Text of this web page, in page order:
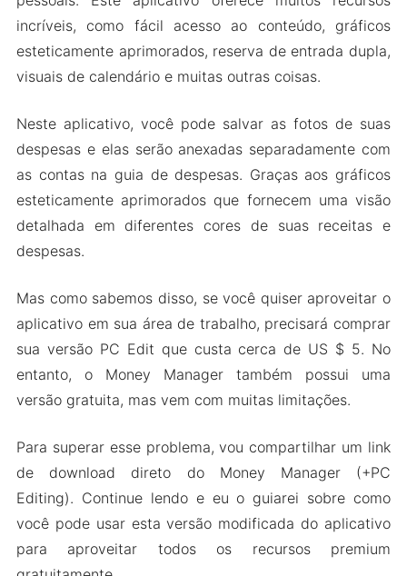
incríveis, como fácil acesso ao conteúdo, gráficos
esteticamente aprimorados, reserva de entrada dupla,
visuais de calendário e muitas outras coisas.
Neste aplicativo, você pode salvar as fotos de suas
despesas e elas serão anexadas separadamente com
as contas na guia de despesas. Graças aos gráficos
esteticamente aprimorados que fornecem uma visão
detalhada em diferentes cores de suas receitas e
despesas.
Mas como sabemos disso, se você quiser aproveitar o
aplicativo em sua área de trabalho, precisará comprar
sua versão PC Edit que custa cerca de US $ 5. No
entanto, o Money Manager também possui uma
versão gratuita, mas vem com muitas limitações.
Para superar esse problema, vou compartilhar um link
de download direto do Money Manager (+PC
Editing). Continue lendo e eu o guiarei sobre como
você pode usar esta versão modificada do aplicativo
para aproveitar todos os recursos premium